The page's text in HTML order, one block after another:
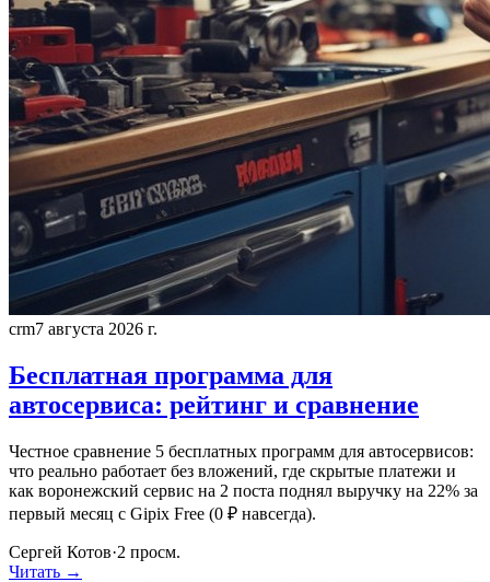
crm7 августа 2026 г.
Бесплатная программа для
автосервиса: рейтинг и сравнение
Честное сравнение 5 бесплатных программ для автосервисов:
что реально работает без вложений, где скрытые платежи и
как воронежский сервис на 2 поста поднял выручку на 22% за
первый месяц с Gipix Free (0 ₽ навсегда).
Сергей Котов·2 просм.
Читать →